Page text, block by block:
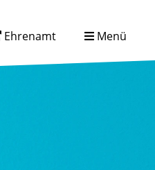
Ehrenamt Menü